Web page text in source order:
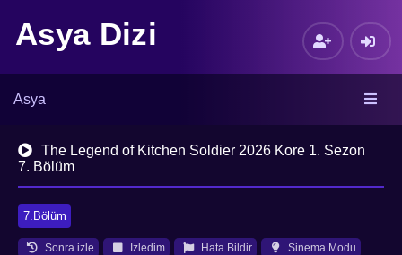
Asya Dizi
Asya
The Legend of Kitchen Soldier 2026 Kore 1. Sezon
7. Bölüm
7.Bölüm
Sonra izle İzledim Hata Bildir Sinema Modu